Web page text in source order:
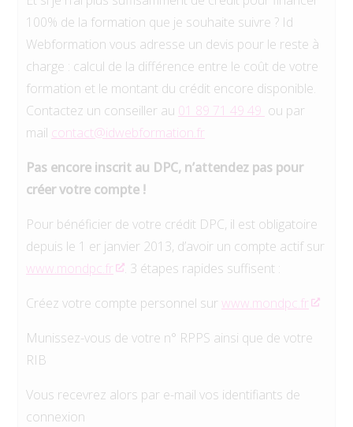
100% de la formation que je souhaite suivre ? Id
Webformation vous adresse un devis pour le reste à
charge : calcul de la différence entre le coût de votre
formation et le montant du crédit encore disponible.
Contactez un conseiller au 01 89 71 49 49 ou par
mail contact@idwebformation.fr
Pas encore inscrit au DPC, n’attendez pas pour
créer votre compte !
Pour bénéficier de votre crédit DPC, il est obligatoire
depuis le 1 er janvier 2013, d’avoir un compte actif sur
www.mondpc.fr
. 3 étapes rapides suffisent :
Créez votre compte personnel sur www.mondpc.fr
Munissez-vous de votre n° RPPS ainsi que de votre
RIB
Vous recevrez alors par e-mail vos identifiants de
connexion